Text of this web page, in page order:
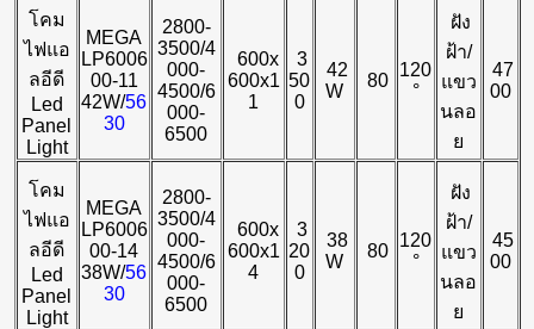
โคม
ไฟแอ
ลอีดี
Led
Panel
Light
MEGA
LP6006
00-11
42W/56
30
2800-
3500/4
000-
4500/6
000-
6500
600x
600x1
1
3
50
0
42
W
80
120
°
ฝัง
ฝ้า/
แขว
นลอ
ย
47
00
โคม
ไฟแอ
ลอีดี
Led
Panel
Light
MEGA
LP6006
00-14
38W/56
30
2800-
3500/4
000-
4500/6
000-
6500
600x
600x1
4
3
20
0
38
W
80
120
°
ฝัง
ฝ้า/
แขว
นลอ
ย
45
00